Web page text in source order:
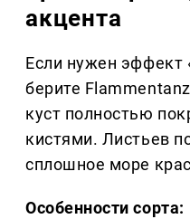
акцента
Если нужен эффект
берите
куст полностью
кистями. Листьев
сплошное море
Особенности сорта: